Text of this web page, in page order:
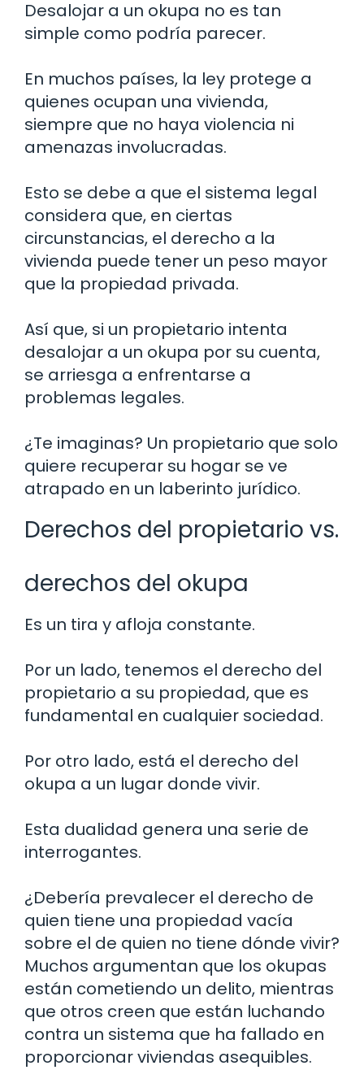
Desalojar a un okupa no es tan
simple como podría parecer.
En muchos países, la ley protege a
quienes ocupan una vivienda,
siempre que no haya violencia ni
amenazas involucradas.
Esto se debe a que el sistema legal
considera que, en ciertas
circunstancias, el derecho a la
vivienda puede tener un peso mayor
que la propiedad privada.
Así que, si un propietario intenta
desalojar a un okupa por su cuenta,
se arriesga a enfrentarse a
problemas legales.
¿Te imaginas? Un propietario que solo
quiere recuperar su hogar se ve
atrapado en un laberinto jurídico.
Derechos del propietario vs.
derechos del okupa
Es un tira y afloja constante.
Por un lado, tenemos el derecho del
propietario a su propiedad, que es
fundamental en cualquier sociedad.
Por otro lado, está el derecho del
okupa a un lugar donde vivir.
Esta dualidad genera una serie de
interrogantes.
¿Debería prevalecer el derecho de
quien tiene una propiedad vacía
sobre el de quien no tiene dónde vivir?
Muchos argumentan que los okupas
están cometiendo un delito, mientras
que otros creen que están luchando
contra un sistema que ha fallado en
proporcionar viviendas asequibles.